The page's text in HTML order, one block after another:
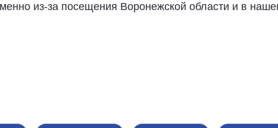
из-за посещения Воронежской области и в